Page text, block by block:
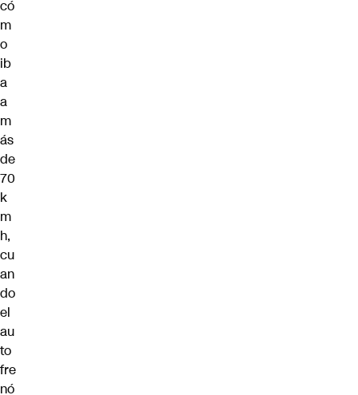
có
m
o
ib
a
a
m
ás
de
70
k
m
h,
cu
an
do
el
au
to
fre
nó